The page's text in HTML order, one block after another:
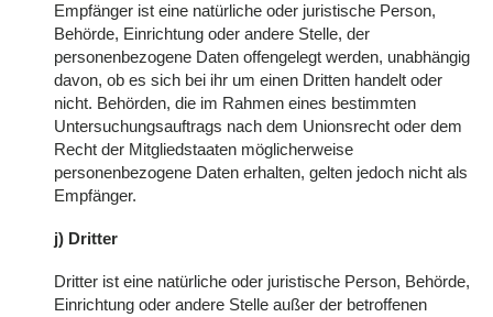
Empfänger ist eine natürliche oder juristische Person,
Behörde, Einrichtung oder andere Stelle, der
personenbezogene Daten offengelegt werden, unabhängig
davon, ob es sich bei ihr um einen Dritten handelt oder
nicht. Behörden, die im Rahmen eines bestimmten
Untersuchungsauftrags nach dem Unionsrecht oder dem
Recht der Mitgliedstaaten möglicherweise
personenbezogene Daten erhalten, gelten jedoch nicht als
Empfänger.
j) Dritter
Dritter ist eine natürliche oder juristische Person, Behörde,
Einrichtung oder andere Stelle außer der betroffenen